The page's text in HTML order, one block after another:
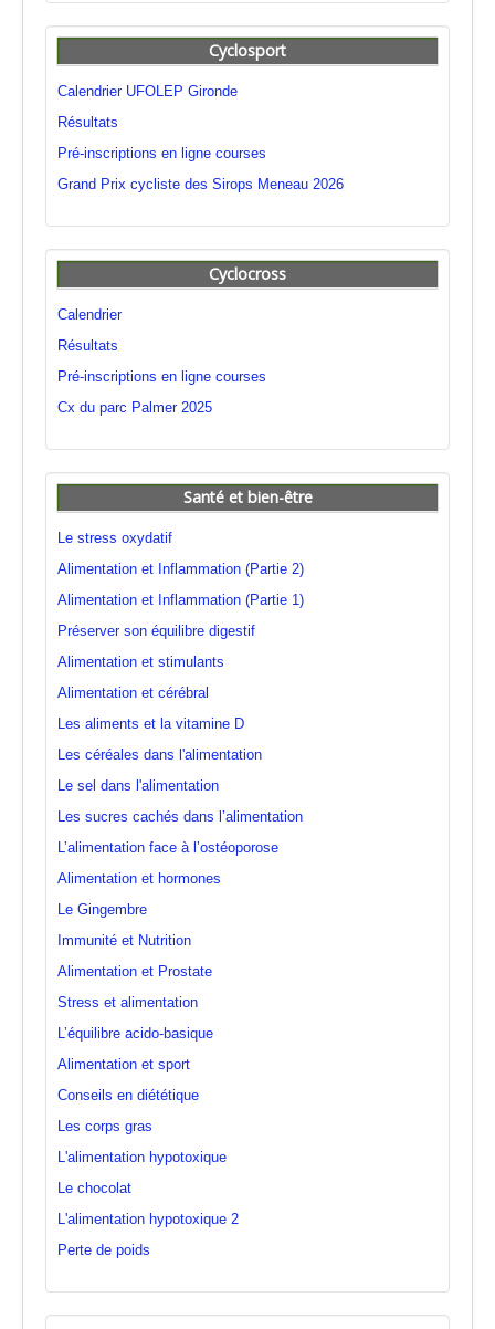
Cyclosport
Calendrier UFOLEP Gironde
Résultats
Pré-inscriptions en ligne courses
Grand Prix cycliste des Sirops Meneau 2026
Cyclocross
Calendrier
Résultats
Pré-inscriptions en ligne courses
Cx du parc Palmer 2025
Santé et bien-être
Le stress oxydatif
Alimentation et Inflammation (Partie 2)
Alimentation et Inflammation (Partie 1)
Préserver son équilibre digestif
Alimentation et stimulants
Alimentation et cérébral
Les aliments et la vitamine D
Les céréales dans l'alimentation
Le sel dans l'alimentation
Les sucres cachés dans l’alimentation
L’alimentation face à l’ostéoporose
Alimentation et hormones
Le Gingembre
Immunité et Nutrition
Alimentation et Prostate
Stress et alimentation
L’équilibre acido-basique
Alimentation et sport
Conseils en diététique
Les corps gras
L'alimentation hypotoxique
Le chocolat
L'alimentation hypotoxique 2
Perte de poids